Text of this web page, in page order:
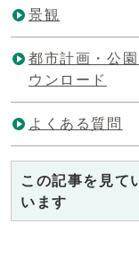
景観
都市計画・公
ウンロード
よくある質問
この記事を見て
います